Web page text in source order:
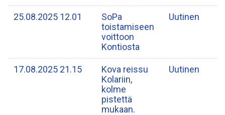
25.08.2025 12.01
​SoPa
toistamiseen
voittoon
Kontiosta
Uutinen
17.08.2025 21.15
Kova reissu
Kolariin,
kolme
pistettä
mukaan.
Uutinen